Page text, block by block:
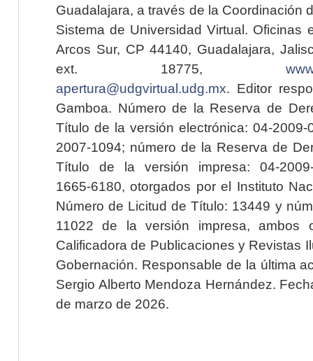
Guadalajara, a través de la Coordinación
Sistema de Universidad Virtual. Oficinas
Arcos Sur, CP 44140, Guadalajara,
ext. 18775,
apertura@udgvirtual.udg.mx. Editor
Gamboa. Número de la Reserva de
Título de la versión electrónica: 04-2009-
2007-1094; número de la Reserva de
Título de la versión impresa: 04-2009-
1665-6180, otorgados por el Instituto
Número de Licitud de Título: 13449 y
11022 de la versión impresa, ambos
Calificadora de Publicaciones y Revistas
Gobernación. Responsable de la última
Sergio Alberto Mendoza Hernández.
de marzo de 2026.